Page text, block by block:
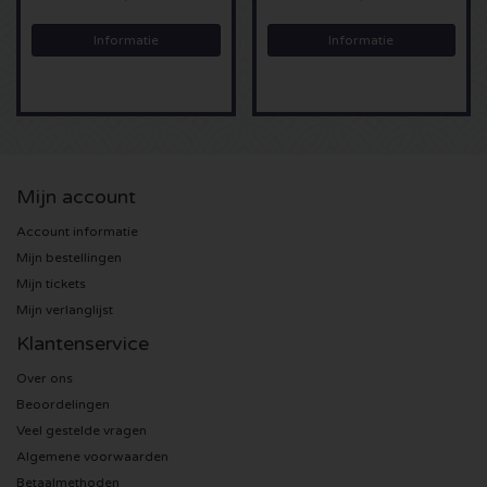
Sting kaartjes
Tame Impala kaartjes
Sam Fender kaartjes
Bruce Springsteen kaartjes
Rob de Nijs kaartjes
Danny Vera kaartjes
Informatie Informatie
Mijn account
Account informatie
Mijn bestellingen
Mijn tickets
Mijn verlanglijst
Klantenservice
Over ons
Beoordelingen
Veel gestelde vragen
Algemene voorwaarden
Betaalmethoden